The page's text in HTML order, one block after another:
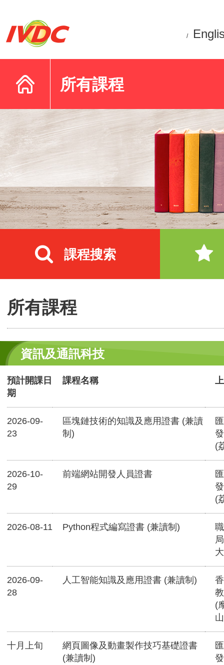
/
所有課程
課程搜索
所有課程
資訊及通訊科技
預計開課日
期
課程名稱
2026-09-
23
區塊鏈技術的知識及應用證書 (兼讀
制)
(
2026-10-
29
前端網站開發人員證書
(
2026-08-11 Python程式編寫證書 (兼讀制)
2026-09-
28
人工智能知識及應用證書 (兼讀制)
(
十月上旬
網頁圖像及動畫製作技巧基礎證書
(兼讀制)